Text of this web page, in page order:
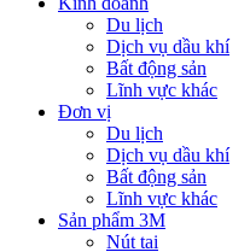
Du lịch
Dịch vụ dầu khí
Bất động sản
Lĩnh vực khác
Đơn vị
Du lịch
Dịch vụ dầu khí
Bất động sản
Lĩnh vực khác
Sản phẩm 3M
Nút tai